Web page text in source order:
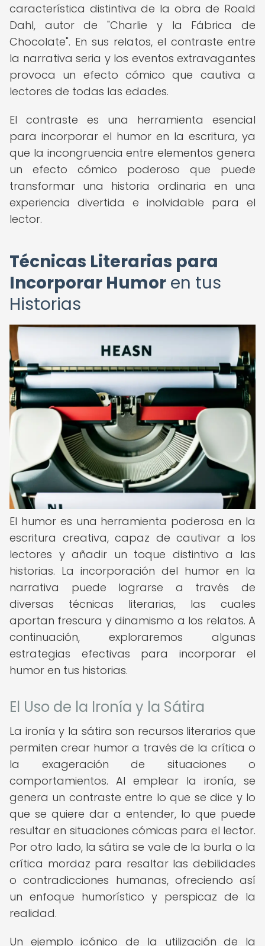
característica distintiva de la obra de Roald
Dahl, autor de "Charlie y la Fábrica de
Chocolate". En sus relatos, el contraste entre
la narrativa seria y los eventos extravagantes
provoca un efecto cómico que cautiva a
lectores de todas las edades.
El contraste es una herramienta esencial
para incorporar el humor en la escritura, ya
que la incongruencia entre elementos genera
un efecto cómico poderoso que puede
transformar una historia ordinaria en una
experiencia divertida e inolvidable para el
lector.
Técnicas Literarias para
Incorporar Humor en tus
Historias
El humor es una herramienta poderosa en la
escritura creativa, capaz de cautivar a los
lectores y añadir un toque distintivo a las
historias. La incorporación del humor en la
narrativa puede lograrse a través de
diversas técnicas literarias, las cuales
aportan frescura y dinamismo a los relatos. A
continuación, exploraremos algunas
estrategias efectivas para incorporar el
humor en tus historias.
El Uso de la Ironía y la Sátira
La ironía y la sátira son recursos literarios que
permiten crear humor a través de la crítica o
la exageración de situaciones o
comportamientos. Al emplear la ironía, se
genera un contraste entre lo que se dice y lo
que se quiere dar a entender, lo que puede
resultar en situaciones cómicas para el lector.
Por otro lado, la sátira se vale de la burla o la
crítica mordaz para resaltar las debilidades
o contradicciones humanas, ofreciendo así
un enfoque humorístico y perspicaz de la
realidad.
Un ejemplo icónico de la utilización de la